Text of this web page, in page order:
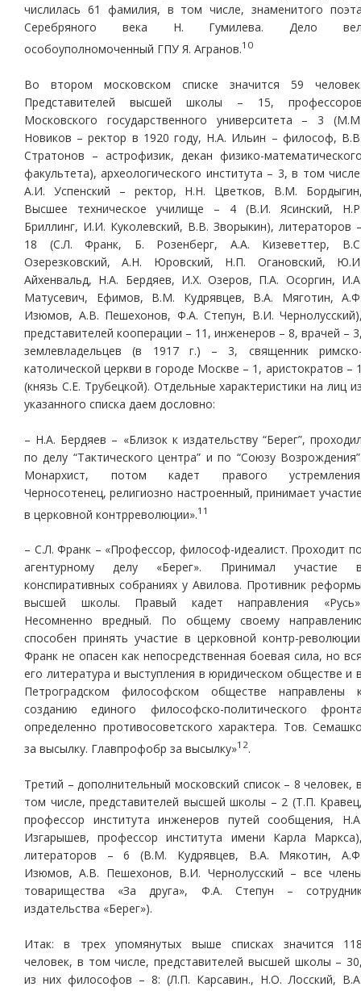
числилась 61 фамилия, в том числе, знаменитого
Серебряного века Н. Гумилева. Дело
особоуполномоченный ГПУ Я. Агранов.10
Во втором московском списке значится 59
Представителей высшей школы – 15,
Московского государственного университета – 3
Новиков – ректор в 1920 году, Н.А. Ильин – философ,
Стратонов – астрофизик, декан физико-
факультета), археологического института – 3, в том
А.И. Успенский – ректор, Н.Н. Цветков, В.М.
Высшее техническое училище – 4 (В.И. Ясинский,
Бриллинг, И.И. Куколевский, В.В. Зворыкин), литераторов
18 (С.Л. Франк, Б. Розенберг, А.А. Кизеветтер,
Озерезковский, А.Н. Юровский, Н.П. Огановский,
Айхенвальд, Н.А. Бердяев, И.Х. Озеров, П.А. Осоргин,
Матусевич, Ефимов, В.М. Кудрявцев, В.А. Мяготин,
Изюмов, А.В. Пешехонов, Ф.А. Степун, В.И.
представителей кооперации – 11, инженеров – 8, врачей –
землевладельцев (в 1917 г.) – 3, священник
католической церкви в городе Москве – 1, аристократов –
(князь С.Е. Трубецкой). Отдельные характеристики на лиц
указанного списка даем дословно:
– Н.А. Бердяев – «Близок к издательству “Берег”,
по делу “Тактического центра” и по “Союзу
Монархист, потом кадет правого
Черносотенец, религиозно настроенный, принимает
в церковной контрреволюции».11
– С.Л. Франк – «Профессор, философ-идеалист. Проходит
агентурному делу «Берег». Принимал участие
конспиративных собраниях у Авилова. Противник
высшей школы. Правый кадет направления
Несомненно вредный. По общему своему
способен принять участие в церковной контр-
Франк не опасен как непосредственная боевая сила, но
его литература и выступления в юридическом обществе и
Петроградском философском обществе направлены
созданию единого философско-политического
определенно противосоветского характера. Тов.
за высылку. Главпрофобр за высылку»12.
Третий – дополнительный московский список – 8 человек,
том числе, представителей высшей школы – 2 (Т.П.
профессор института инженеров путей сообщения,
Изгарышев, профессор института имени Карла
литераторов – 6 (В.М. Кудрявцев, В.А. Мякотин,
Изюмов, А.В. Пешехонов, В.И. Чернолусский – все
товарищества «За друга», Ф.А. Степун –
издательства «Берег»).
Итак: в трех упомянутых выше списках значится
человек, в том числе, представителей высшей школы –
из них философов – 8: (Л.П. Карсавин., Н.О. Лосский,